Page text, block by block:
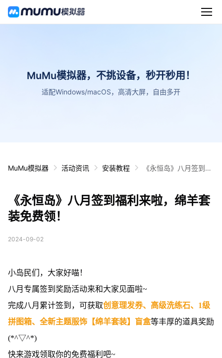
MuMu模拟器，不挑设备，秒开秒用！
适配Windows/macOS，高清大屏，自由多开
MuMu模拟器 活动资讯 安装教程
《永恒岛》八月签到福
《永恒岛》八月签到福利来啦，绵羊套
装免费领！
2024-09-02
小岛民们，大家好喵！
八月专属签到奖励活动来和大家见面啦~
完成八月累计签到，可获取创意理发券、高级洗练石、1级
拼图箱、全新主题服饰【绵羊套装】盲盒等丰厚的道具奖励
(*^▽^*)
快来游戏领取你的免费福利吧~